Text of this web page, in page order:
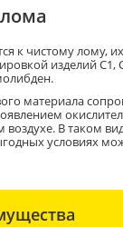
к чистому лому,
изделий С1,
материала
В таком
условиях